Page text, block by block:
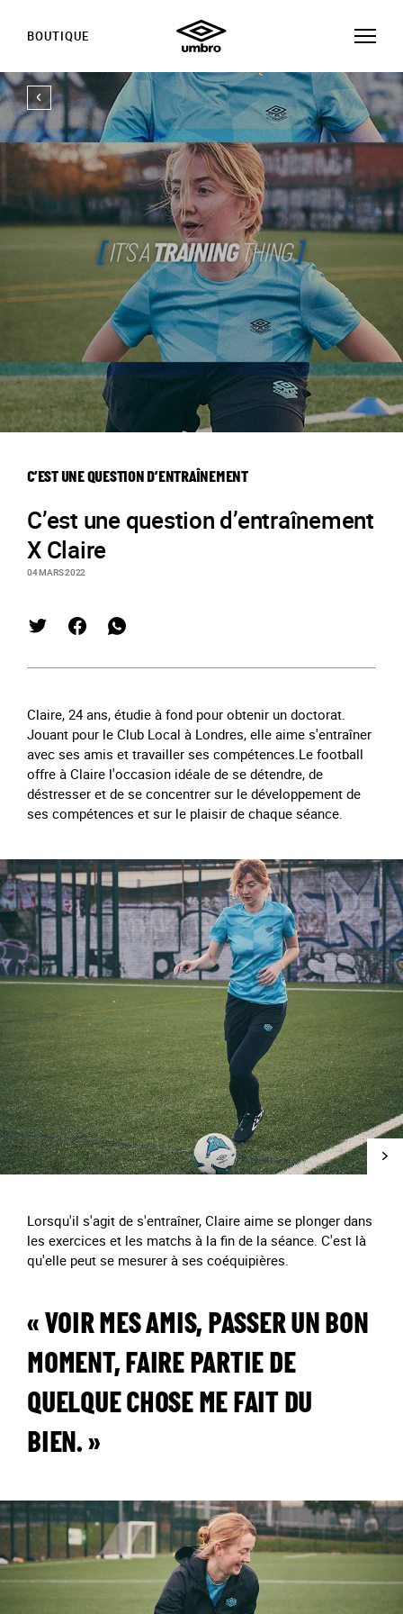
BOUTIQUE
C’EST UNE QUESTION D’ENTRAÎNEMENT
C’est une question d’entraînement
X Claire
04 MARS 2022
Claire, 24 ans, étudie à fond pour obtenir un doctorat.
Jouant pour le Club Local à Londres, elle aime s'entraîner
avec ses amis et travailler ses compétences.Le football
offre à Claire l'occasion idéale de se détendre, de
déstresser et de se concentrer sur le développement de
ses compétences et sur le plaisir de chaque séance.
Lorsqu'il s'agit de s'entraîner, Claire aime se plonger dans
les exercices et les matchs à la fin de la séance. C'est là
qu'elle peut se mesurer à ses coéquipières.
« VOIR MES AMIS, PASSER UN BON
MOMENT, FAIRE PARTIE DE
QUELQUE CHOSE ME FAIT DU
BIEN. »